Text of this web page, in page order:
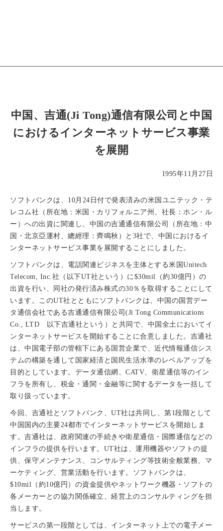
中国、吉通(Ji Tong)通信有限公司と中国
におけるインターネットサービス事業
を展開
1995年11月27日
ソフトバンクは、10月24日付で発表済みの米国ユニテック・テ
レコム社（所在地：米国・カリフォルニア州、社長：ホン・ル
ー）への出資に関連し、中国の吉通通信有限公司（所在地：中
国・北京亞運村、總經理：齊鳴秋）と3社で、中国におけるイ
ンターネットサービス事業を展開することにしました。
ソフトバンクは、電話関連ビジネスを主体とする米国Unitech
Telecom, Inc.社（以下UT社という）に$30mil（約30億円）の
出資を行い、同社の発行済み株式の30％を取得することにして
います。このUT社とともにソフトバンクは、中国の国営デー
タ通信会社である吉通通信有限公司(Ji Tong Communications
Co., LTD 以下吉通社という）と共同で、中国全土においてイ
ンターネットサービスを開始することに合意しました。吉通社
は、中国電子部の管轄下にある国営企業で、近代情報通信シス
テムの構築を通して国家経済と国民生活水準のレベルアップを
目的としています。データ通信網、CATV、衛星通信等のイン
フラを所有し、税金・通関・金融等に関するデータを一括して
取り扱っています。
今回、吉通社とソフトバンク、UT社は共同し、第1段階として
中国国内の主要24都市でインターネットサービスを開始しま
す。吉通社は、政府関連の手続きや衛星通信・国際通信などの
インフラの提供を行います。UT社は、運用機器やソフトの提
供、保守メンテナンス、コンサルティング等技術全般業務、マ
ーケティング、営業活動を行います。ソフトバンクは、
$10mil（約10億円）の資金提供やネットワーク機器・ソフトの
各メーカーとの協力関係確立、経営上のコンサルティングを担
当します。
サービスの第一段階としては、インターネット上での電子メー